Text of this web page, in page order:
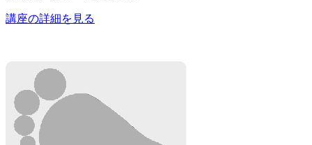
講座の詳細を見る